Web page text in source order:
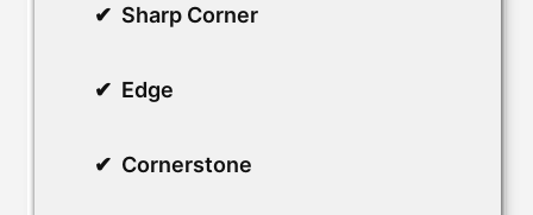
Sharp Corner
Edge
Cornerstone